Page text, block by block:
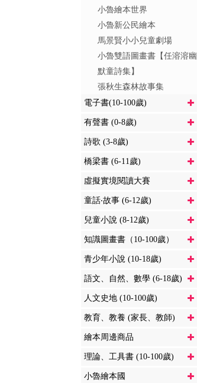
小魯繪本世界
小魯新公民繪本
馬景賢小小兒童劇場
小魯雙語圖畫書【任溶溶幽
默童詩集】
張秋生森林故事集
電子書(10-100歲)
有聲書 (0-8歲)
詩歌 (3-8歲)
橋梁書 (6-11歲)
虛擬實境閱讀大賽
童話‧故事 (6-12歲)
兒童小說 (8-12歲)
知識圖畫書（10-100歲）
青少年小說 (10-18歲)
語文、自然、數學 (6-18歲)
人文史地 (10-100歲)
教育、教養 (家長、教師)
繪本周邊商品
理論、工具書 (10-100歲)
小魯繪本國